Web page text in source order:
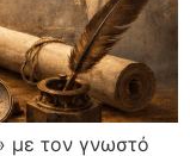
με τον γνωστό